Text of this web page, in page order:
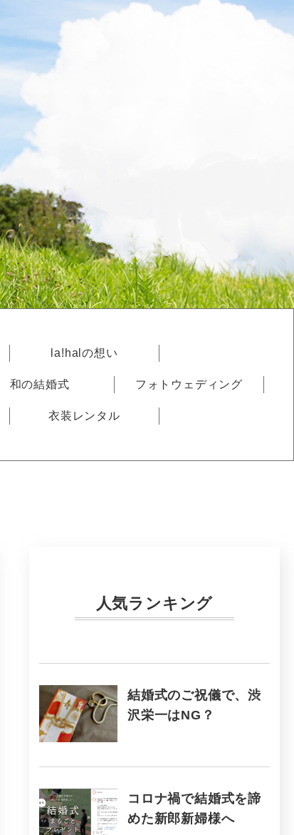
la!halの想い
和の結婚式 フォトウェディング
衣装レンタル
人気ランキング
結婚式のご祝儀で、渋
沢栄一はNG？
コロナ禍で結婚式を諦
めた新郎新婦様へ